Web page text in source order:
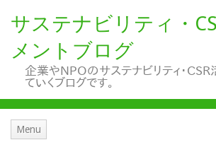
サステナビリティ・
メントブログ
企業やNPOのサステナビリティ・CSR
ていくブログです。
Menu